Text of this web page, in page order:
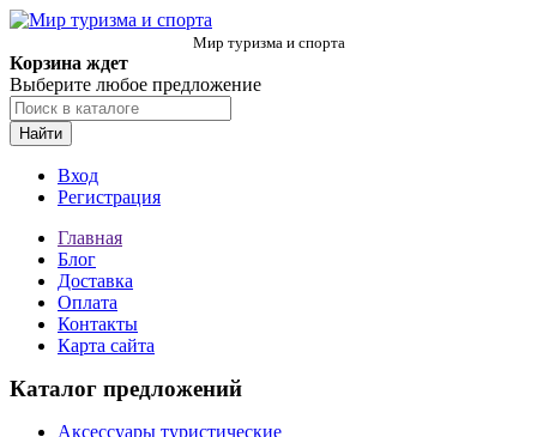
Мир туризма и спорта
Корзина ждет
Выберите любое предложение
Найти
Вход
Регистрация
Главная
Блог
Доставка
Оплата
Контакты
Карта сайта
Каталог предложений
Аксессуары туристические